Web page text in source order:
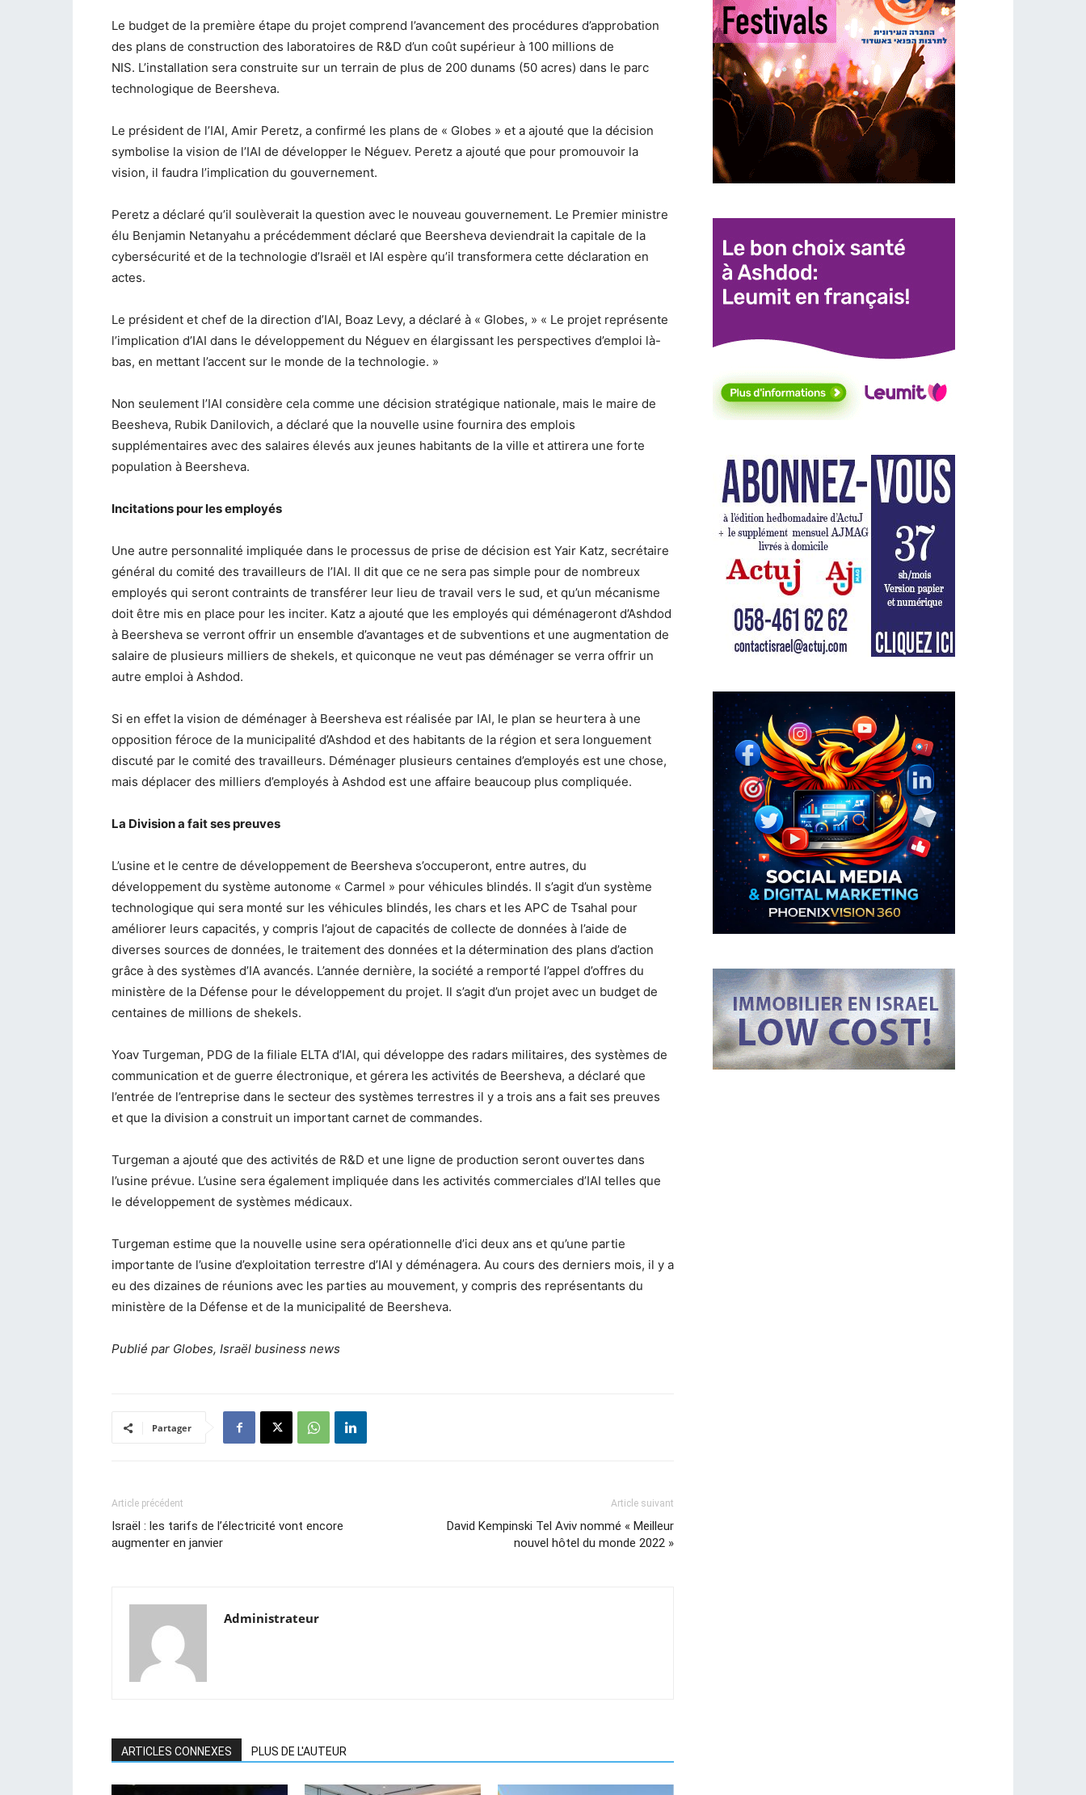
Le budget de la première étape du projet comprend l’avancement des procédures d’approbation
des plans de construction des laboratoires de R&D d’un coût supérieur à 100 millions de
NIS. L’installation sera construite sur un terrain de plus de 200 dunams (50 acres) dans le parc
technologique de Beersheva.
Le président de l’IAI, Amir Peretz, a confirmé les plans de « Globes » et a ajouté que la décision
symbolise la vision de l’IAI de développer le Néguev. Peretz a ajouté que pour promouvoir la
vision, il faudra l’implication du gouvernement.
Peretz a déclaré qu’il soulèverait la question avec le nouveau gouvernement. Le Premier ministre
élu Benjamin Netanyahu a précédemment déclaré que Beersheva deviendrait la capitale de la
cybersécurité et de la technologie d’Israël et IAI espère qu’il transformera cette déclaration en
actes.
Le président et chef de la direction d’IAI, Boaz Levy, a déclaré à « Globes, » « Le projet représente
l’implication d’IAI dans le développement du Néguev en élargissant les perspectives d’emploi là-
bas, en mettant l’accent sur le monde de la technologie. »
Non seulement l’IAI considère cela comme une décision stratégique nationale, mais le maire de
Beesheva, Rubik Danilovich, a déclaré que la nouvelle usine fournira des emplois
supplémentaires avec des salaires élevés aux jeunes habitants de la ville et attirera une forte
population à Beersheva.
Incitations pour les employés
Une autre personnalité impliquée dans le processus de prise de décision est Yair Katz, secrétaire
général du comité des travailleurs de l’IAI. Il dit que ce ne sera pas simple pour de nombreux
employés qui seront contraints de transférer leur lieu de travail vers le sud, et qu’un mécanisme
doit être mis en place pour les inciter. Katz a ajouté que les employés qui déménageront d’Ashdod
à Beersheva se verront offrir un ensemble d’avantages et de subventions et une augmentation de
salaire de plusieurs milliers de shekels, et quiconque ne veut pas déménager se verra offrir un
autre emploi à Ashdod.
Si en effet la vision de déménager à Beersheva est réalisée par IAI, le plan se heurtera à une
opposition féroce de la municipalité d’Ashdod et des habitants de la région et sera longuement
discuté par le comité des travailleurs. Déménager plusieurs centaines d’employés est une chose,
mais déplacer des milliers d’employés à Ashdod est une affaire beaucoup plus compliquée.
La Division a fait ses preuves
L’usine et le centre de développement de Beersheva s’occuperont, entre autres, du
développement du système autonome « Carmel » pour véhicules blindés. Il s’agit d’un système
technologique qui sera monté sur les véhicules blindés, les chars et les APC de Tsahal pour
améliorer leurs capacités, y compris l’ajout de capacités de collecte de données à l’aide de
diverses sources de données, le traitement des données et la détermination des plans d’action
grâce à des systèmes d’IA avancés. L’année dernière, la société a remporté l’appel d’offres du
ministère de la Défense pour le développement du projet. Il s’agit d’un projet avec un budget de
centaines de millions de shekels.
Yoav Turgeman, PDG de la filiale ELTA d’IAI, qui développe des radars militaires, des systèmes de
communication et de guerre électronique, et gérera les activités de Beersheva, a déclaré que
l’entrée de l’entreprise dans le secteur des systèmes terrestres il y a trois ans a fait ses preuves
et que la division a construit un important carnet de commandes.
Turgeman a ajouté que des activités de R&D et une ligne de production seront ouvertes dans
l’usine prévue. L’usine sera également impliquée dans les activités commerciales d’IAI telles que
le développement de systèmes médicaux.
Turgeman estime que la nouvelle usine sera opérationnelle d’ici deux ans et qu’une partie
importante de l’usine d’exploitation terrestre d’IAI y déménagera. Au cours des derniers mois, il y a
eu des dizaines de réunions avec les parties au mouvement, y compris des représentants du
ministère de la Défense et de la municipalité de Beersheva.
Publié par Globes, Israël business news
Partager
Article précédent
Israël : les tarifs de l’électricité vont encore
augmenter en janvier
Article suivant
David Kempinski Tel Aviv nommé « Meilleur
nouvel hôtel du monde 2022 »
Administrateur
ARTICLES CONNEXES PLUS DE L'AUTEUR